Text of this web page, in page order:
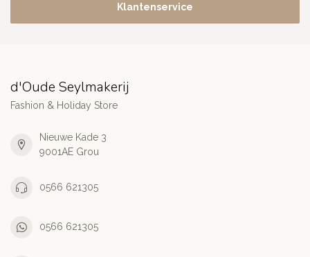
Klantenservice
d'Oude Seylmakerij
Fashion & Holiday Store
Nieuwe Kade 3
9001AE Grou
0566 621305
0566 621305